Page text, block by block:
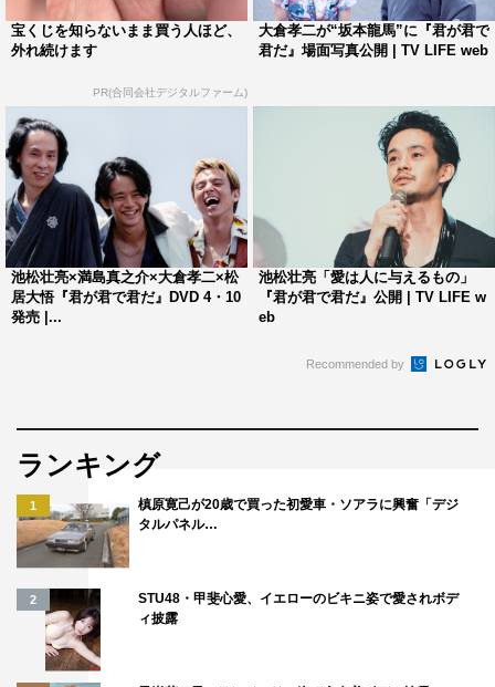
だからこの作品を、どうか見てください。よろしくお願い
します。
『君が君で君だ』
7月7日（土）全国公開
＜ストーリー＞
大好きな子が好きな「尾崎豊」「ブラピ」「坂本龍馬」に
なりきり、自分の名前を捨て、10年間ただひたすら好きな
子を見守ってきた3人の男たちを描いた恋愛譚。触れ合う
ことも告白することもなく、ただ見守り続けてきた3人
が、執拗な借金の取り立てから好きな子を守るべく立ち上
がるも返り討ちに！物語は大いなる騒動へと発展してい
監督・原作・脚本：松居大悟
出演：池松壮亮 キム・コッピ 満島真之介 大倉孝二
制作：レスパスフィルム
配給：ティ・ジョイ
公式サイト：https://kimikimikimi.jp
©2018「君が君で君だ」製作委員会
宝くじを知らないまま買う人ほど、
外れ続けます
PR(合同会社デジタルファーム)
大倉孝二が“坂本龍馬”に『君が君で
君だ』場面写真公開 | TV LIFE web
池松壮亮×満島真之介×大倉孝二×松
居大悟『君が君で君だ』DVD 4・10
発売 |...
池松壮亮「愛は人に与えるもの」
『君が君で君だ』公開 | TV LIFE w
eb
Recommended by
ランキング
1
槙原寛己が20歳で買った初愛車・ソアラに興奮「デジ
タルパネル…
2
STU48・甲斐心愛、イエローのビキニ姿で愛されボデ
ィ披露